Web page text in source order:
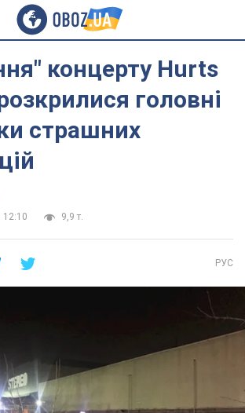
концерту Hurts
головні
страшних
12:10
9,9 т.
РУС